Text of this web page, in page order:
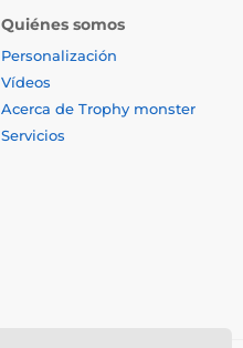
Quiénes somos
Personalización
Vídeos
Acerca de Trophy monster
Servicios